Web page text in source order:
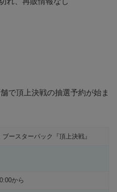
舗で頂上決戦の抽選予約が始ま
ースターパック『頂上決戦』
から